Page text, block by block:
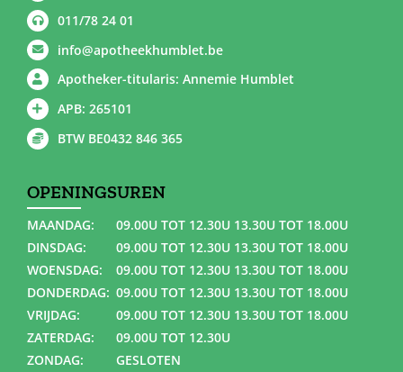
011/78 24 01
info@apotheekhumblet.be
Apotheker-titularis: Annemie Humblet
APB: 265101
BTW BE0432 846 365
OPENINGSUREN
MAANDAG:
09.00U TOT 12.30U 13.30U TOT 18.00U
DINSDAG:
09.00U TOT 12.30U 13.30U TOT 18.00U
WOENSDAG:
09.00U TOT 12.30U 13.30U TOT 18.00U
DONDERDAG: 09.00U TOT 12.30U 13.30U TOT 18.00U
VRIJDAG:
09.00U TOT 12.30U 13.30U TOT 18.00U
ZATERDAG:
09.00U TOT 12.30U
ZONDAG:
GESLOTEN